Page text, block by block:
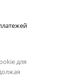
для